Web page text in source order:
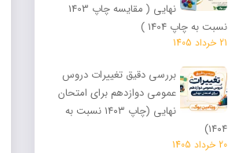
نهایی ( مقایسه چاپ 1403
نسبت به چاپ 1404 )
21 خرداد 1405
بررسی دقیق تغییرات دروس
عمومی دوازدهم برای امتحان
نهایی (چاپ ۱۴۰۳ نسبت به
۱۴۰۴)
20 خرداد 1405